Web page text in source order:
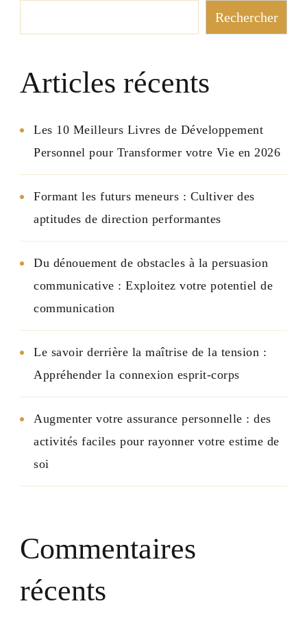
Rechercher
Articles récents
Les 10 Meilleurs Livres de Développement
Personnel pour Transformer votre Vie en 2026
Formant les futurs meneurs : Cultiver des
aptitudes de direction performantes
Du dénouement de obstacles à la persuasion
communicative : Exploitez votre potentiel de
communication
Le savoir derrière la maîtrise de la tension :
Appréhender la connexion esprit-corps
Augmenter votre assurance personnelle : des
activités faciles pour rayonner votre estime de
soi
Commentaires
récents